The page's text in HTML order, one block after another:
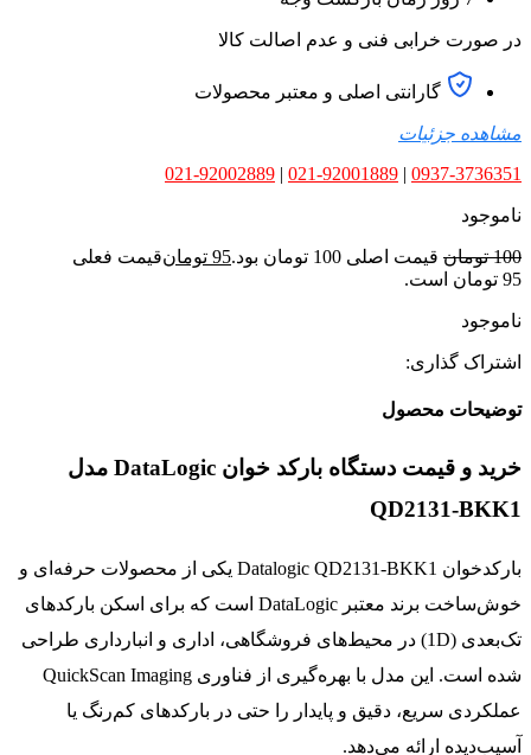
در صورت خرابی فنی و عدم اصالت کالا
گارانتی اصلی و معتبر محصولات
مشاهده جزئیات
0937-3736351
|
021-92001889
|
021-92002889
ناموجود
100 تومان قیمت اصلی 100 تومان بود. 95 تومانقیمت فعلی
95 تومان است.
ناموجود
اشتراک گذاری:
توضیحات محصول
خرید و قیمت دستگاه بارکد خوان DataLogic مدل
QD2131-BKK1
بارکدخوان Datalogic QD2131-BKK1 یکی از محصولات حرفه‌ای و
خوش‌ساخت برند معتبر DataLogic است که برای اسکن بارکدهای
تک‌بعدی (1D) در محیط‌های فروشگاهی، اداری و انبارداری طراحی
شده است. این مدل با بهره‌گیری از فناوری QuickScan Imaging
عملکردی سریع، دقیق و پایدار را حتی در بارکدهای کم‌رنگ یا
آسیب‌دیده ارائه می‌دهد.